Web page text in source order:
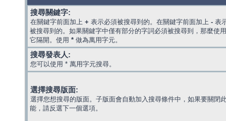
搜尋關鍵字:
在關鍵字前面加上 + 表示必須被搜尋到的。在關鍵字前面加上 - 表
被搜尋到的。如果關鍵字中僅有部分的字詞必須被搜尋到，那麼使
它隔開。使用 * 做為萬用字元。
搜尋發表人:
您可以使用 * 萬用字元搜尋。
選擇搜尋版面:
選擇您想搜尋的版面。子版面會自動加入搜尋條件中，如果要關閉
能，請反選下一個選項。